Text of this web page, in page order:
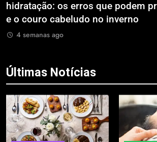
que podem prejudicar a pele
no inverno
Últimas Notícias